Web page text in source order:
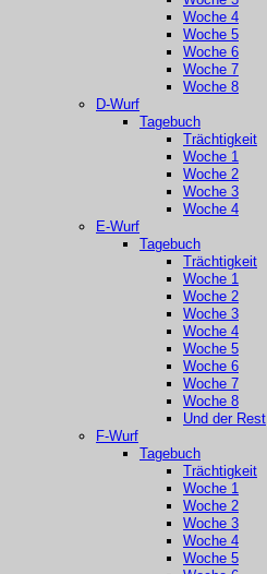
Woche 4
Woche 5
Woche 6
Woche 7
Woche 8
D-Wurf
Tagebuch
Trächtigkeit
Woche 1
Woche 2
Woche 3
Woche 4
E-Wurf
Tagebuch
Trächtigkeit
Woche 1
Woche 2
Woche 3
Woche 4
Woche 5
Woche 6
Woche 7
Woche 8
Und der Rest
F-Wurf
Tagebuch
Trächtigkeit
Woche 1
Woche 2
Woche 3
Woche 4
Woche 5